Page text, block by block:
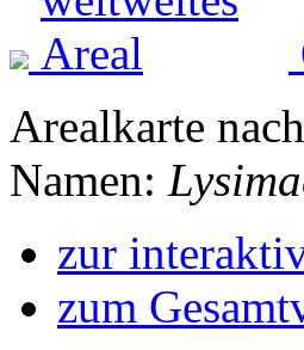
Arealkarte
Namen:
zur
zum